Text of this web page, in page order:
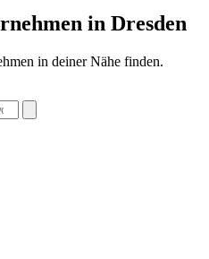
in Dresden
in deiner Nähe finden.